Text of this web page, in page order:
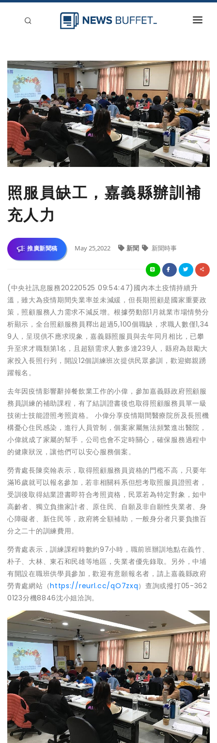
新聞稿分類
登入
刊登
照服員缺工，嘉義縣辦訓補
充人力
推廣新聞稿 May 25,2022 新聞 新聞時事
(中央社訊息服務20220525 09:54:47)國內本土疫情持續升
溫，雖大為疫情期間失業率並未減緩，但長期照顧是國家重要政
策，照顧服務人力需求不減反增。根據勞動部1月就業市場情勢分
析顯示，全台照顧服務員釋出超過5,100個職缺，求職人數僅1,34
9人，呈現供不應求現象，嘉義縣照服員與去年同月相比，已攀
升至求才職類第1名，且超額需求人數多達239人，縣府為鼓勵大
家投入長照行列，開設12個訓練班次提供民眾參訓，歡迎鄉親踴
躍報名。
去年因疫情影響辭掉餐飲業工作的小偉，參加嘉義縣政府照顧服
務員訓練的補助課程，有了結訓證書後也取得照顧服務員單一級
技術士技能證照考照資格。 小偉分享疫情期間醫療院所及長照機
構憂心住民感染，進行人員管制，個案家屬無法頻繁進出醫院，
小偉就成了家屬的幫手，公司也會不定時關心，確保服務過程中
的健康狀況，讓他們可以安心服務個案。
勞青處長陳奕翰表示，取得照顧服務員資格的門檻不高，只要年
滿16歲就可以報名參加，若非相關科系但想考取照服員證照者，
受訓後取得結業證書即符合考照資格，民眾若為特定對象，如中
高齡者、獨立負擔家計者、原住民、自願及非自願性失業者、身
心障礙者、新住民等，政府將全額補助，一般身分者只要負擔百
分之二十的訓練費用。
勞青處表示，訓練課程時數約97小時，職前班辦訓地點在義竹、
朴子、大林、東石和民雄等地區，失業者優先錄取。另外，中埔
有開設在職班供學員參加，歡迎有意願報名者，請上嘉義縣政府
勞青處網站（https://reurl.cc/qO7zxq）查詢或撥打05-362
0123分機8846沈小姐洽詢。